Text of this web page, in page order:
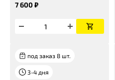
7 600 ₽
под заказ 8 шт.
3-4 дня